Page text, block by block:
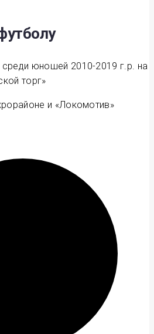
юношей 2010-2019 г.р. на
торг»
и «Локомотив»